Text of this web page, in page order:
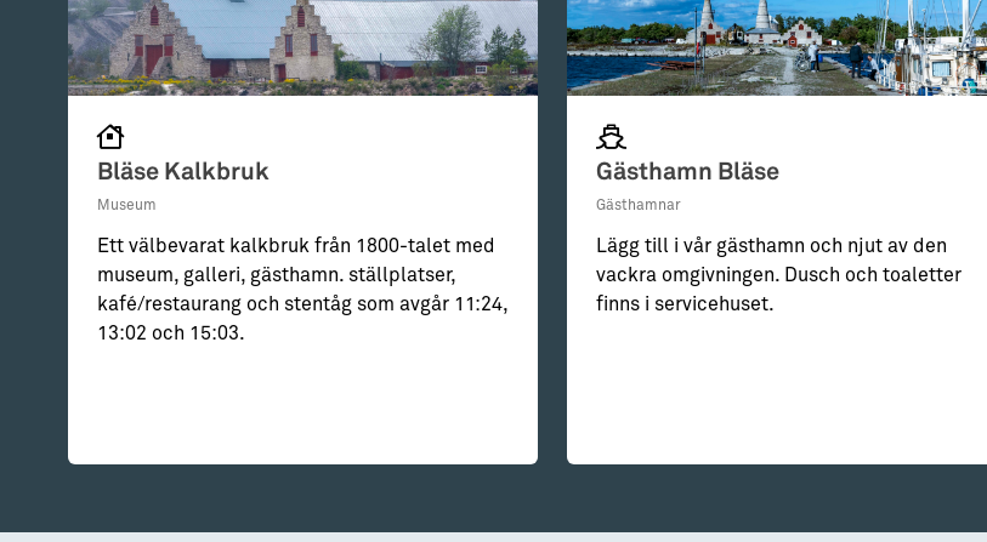
Bläse Kalkbruk
Museum
Ett välbevarat kalkbruk från 1800-talet med
museum, galleri, gästhamn. ställplatser,
kafé/restaurang och stentåg som avgår 11:24,
13:02 och 15:03.
Gästhamn Bläse
Gästhamnar
Lägg till i vår gästhamn och njut av den
vackra omgivningen. Dusch och toaletter
finns i servicehuset.